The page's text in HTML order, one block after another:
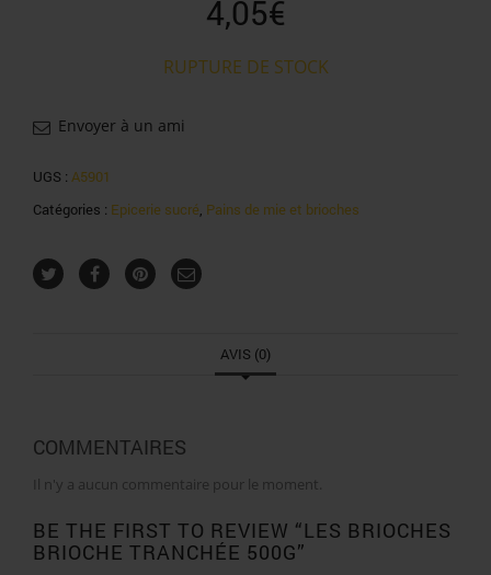
4,05€
RUPTURE DE STOCK
Envoyer à un ami
UGS : A5901
Catégories : Epicerie sucré, Pains de mie et brioches
AVIS (0)
COMMENTAIRES
Il n'y a aucun commentaire pour le moment.
BE THE FIRST TO REVIEW “LES BRIOCHES
BRIOCHE TRANCHÉE 500G”